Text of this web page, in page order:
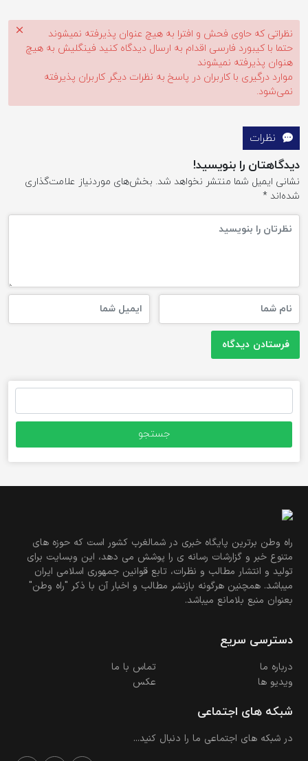
نظراتی که حاوی فحش و افترا به هیچ عنوان پذیرفته نمیشوند
حتما با کیبورد فارسی اقدام به ارسال دیدگاه کنید فینگلیش به هیچ
هنوان پذیرفته نمیشوند
موارد درگیری با کاربران در پاسخ به نظرات دیگر کاربران پذیرفته
نمی‌شود.
نظرات
دیدگاهتان را بنویسید!
نشانی ایمیل شما منتشر نخواهد شد. بخش‌های موردنیاز علامت‌گذاری
شده‌اند *
برای:
راه وطن برترین پایگاه خبری در شمالغرب کشور است که حوزه های
متنوع خبر و گزارشات رسانه ی را پوشش می دهد، این وبسایت برای
تولید و انتشار مطالب و نظرات، تابع قوانین جمهوری اسلامی ایران
میباشد. همچنین هرگونه بازنشر مطالب و اخبار آن با ذکر "راه وطن"
بعنوان منبع بلامانع میباشد.
دسترسی سریع
درباره ما
تماس با ما
ویدیو ها
عکس
شبکه های اجتماعی
در شبکه های اجتماعی ما را دنبال کنید...